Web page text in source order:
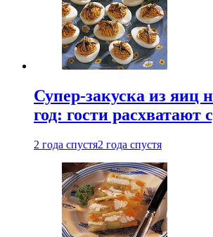
Супер-закуска из яиц
год: гости расхватают
2 года спустя2 года спустя